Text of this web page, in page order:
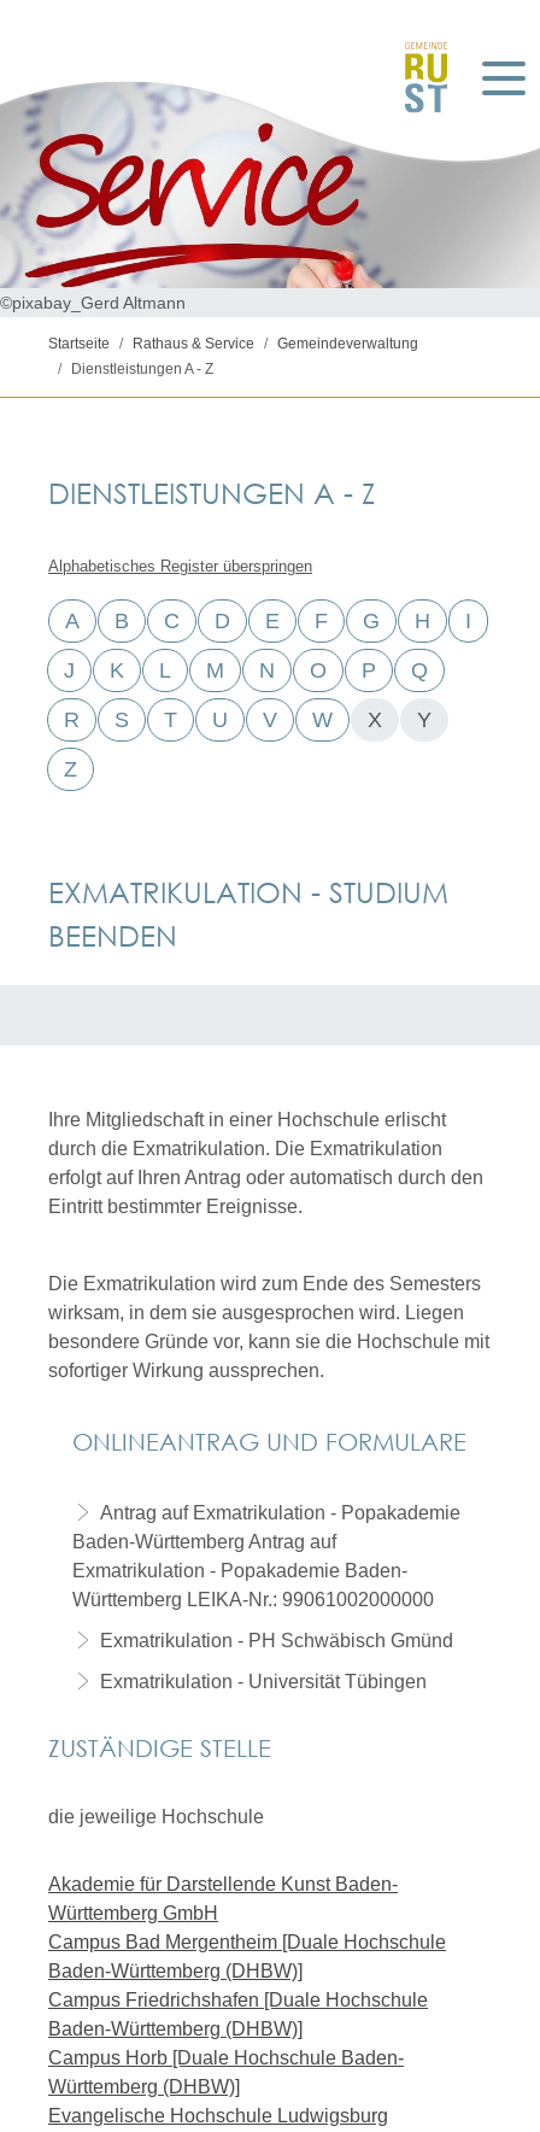
©pixabay_Gerd Altmann
Startseite Rathaus & Service
Gemeindeverwaltung
Dienstleistungen A - Z
DIENSTLEISTUNGEN A - Z
Alphabetisches Register überspringen
A B C D E F G H I
J K L M N O P Q
R S T U V W X Y
Z
EXMATRIKULATION - STUDIUM
BEENDEN
Ihre Mitgliedschaft in einer Hochschule erlischt
durch die Exmatrikulation. Die Exmatrikulation
erfolgt auf Ihren Antrag oder automatisch durch den
Eintritt bestimmter Ereignisse.
Die Exmatrikulation wird zum Ende des Semesters
wirksam, in dem sie ausgesprochen wird. Liegen
besondere Gründe vor, kann sie die Hochschule mit
sofortiger Wirkung aussprechen.
ONLINEANTRAG UND FORMULARE
Antrag auf Exmatrikulation - Popakademie
Baden-Württemberg Antrag auf
Exmatrikulation - Popakademie Baden-
Württemberg LEIKA-Nr.: 99061002000000
Exmatrikulation - PH Schwäbisch Gmünd
Exmatrikulation - Universität Tübingen
ZUSTÄNDIGE STELLE
die jeweilige Hochschule
Akademie für Darstellende Kunst Baden-
Württemberg GmbH
Campus Bad Mergentheim [Duale Hochschule
Baden-Württemberg (DHBW)]
Campus Friedrichshafen [Duale Hochschule
Baden-Württemberg (DHBW)]
Campus Horb [Duale Hochschule Baden-
Württemberg (DHBW)]
Evangelische Hochschule Ludwigsburg